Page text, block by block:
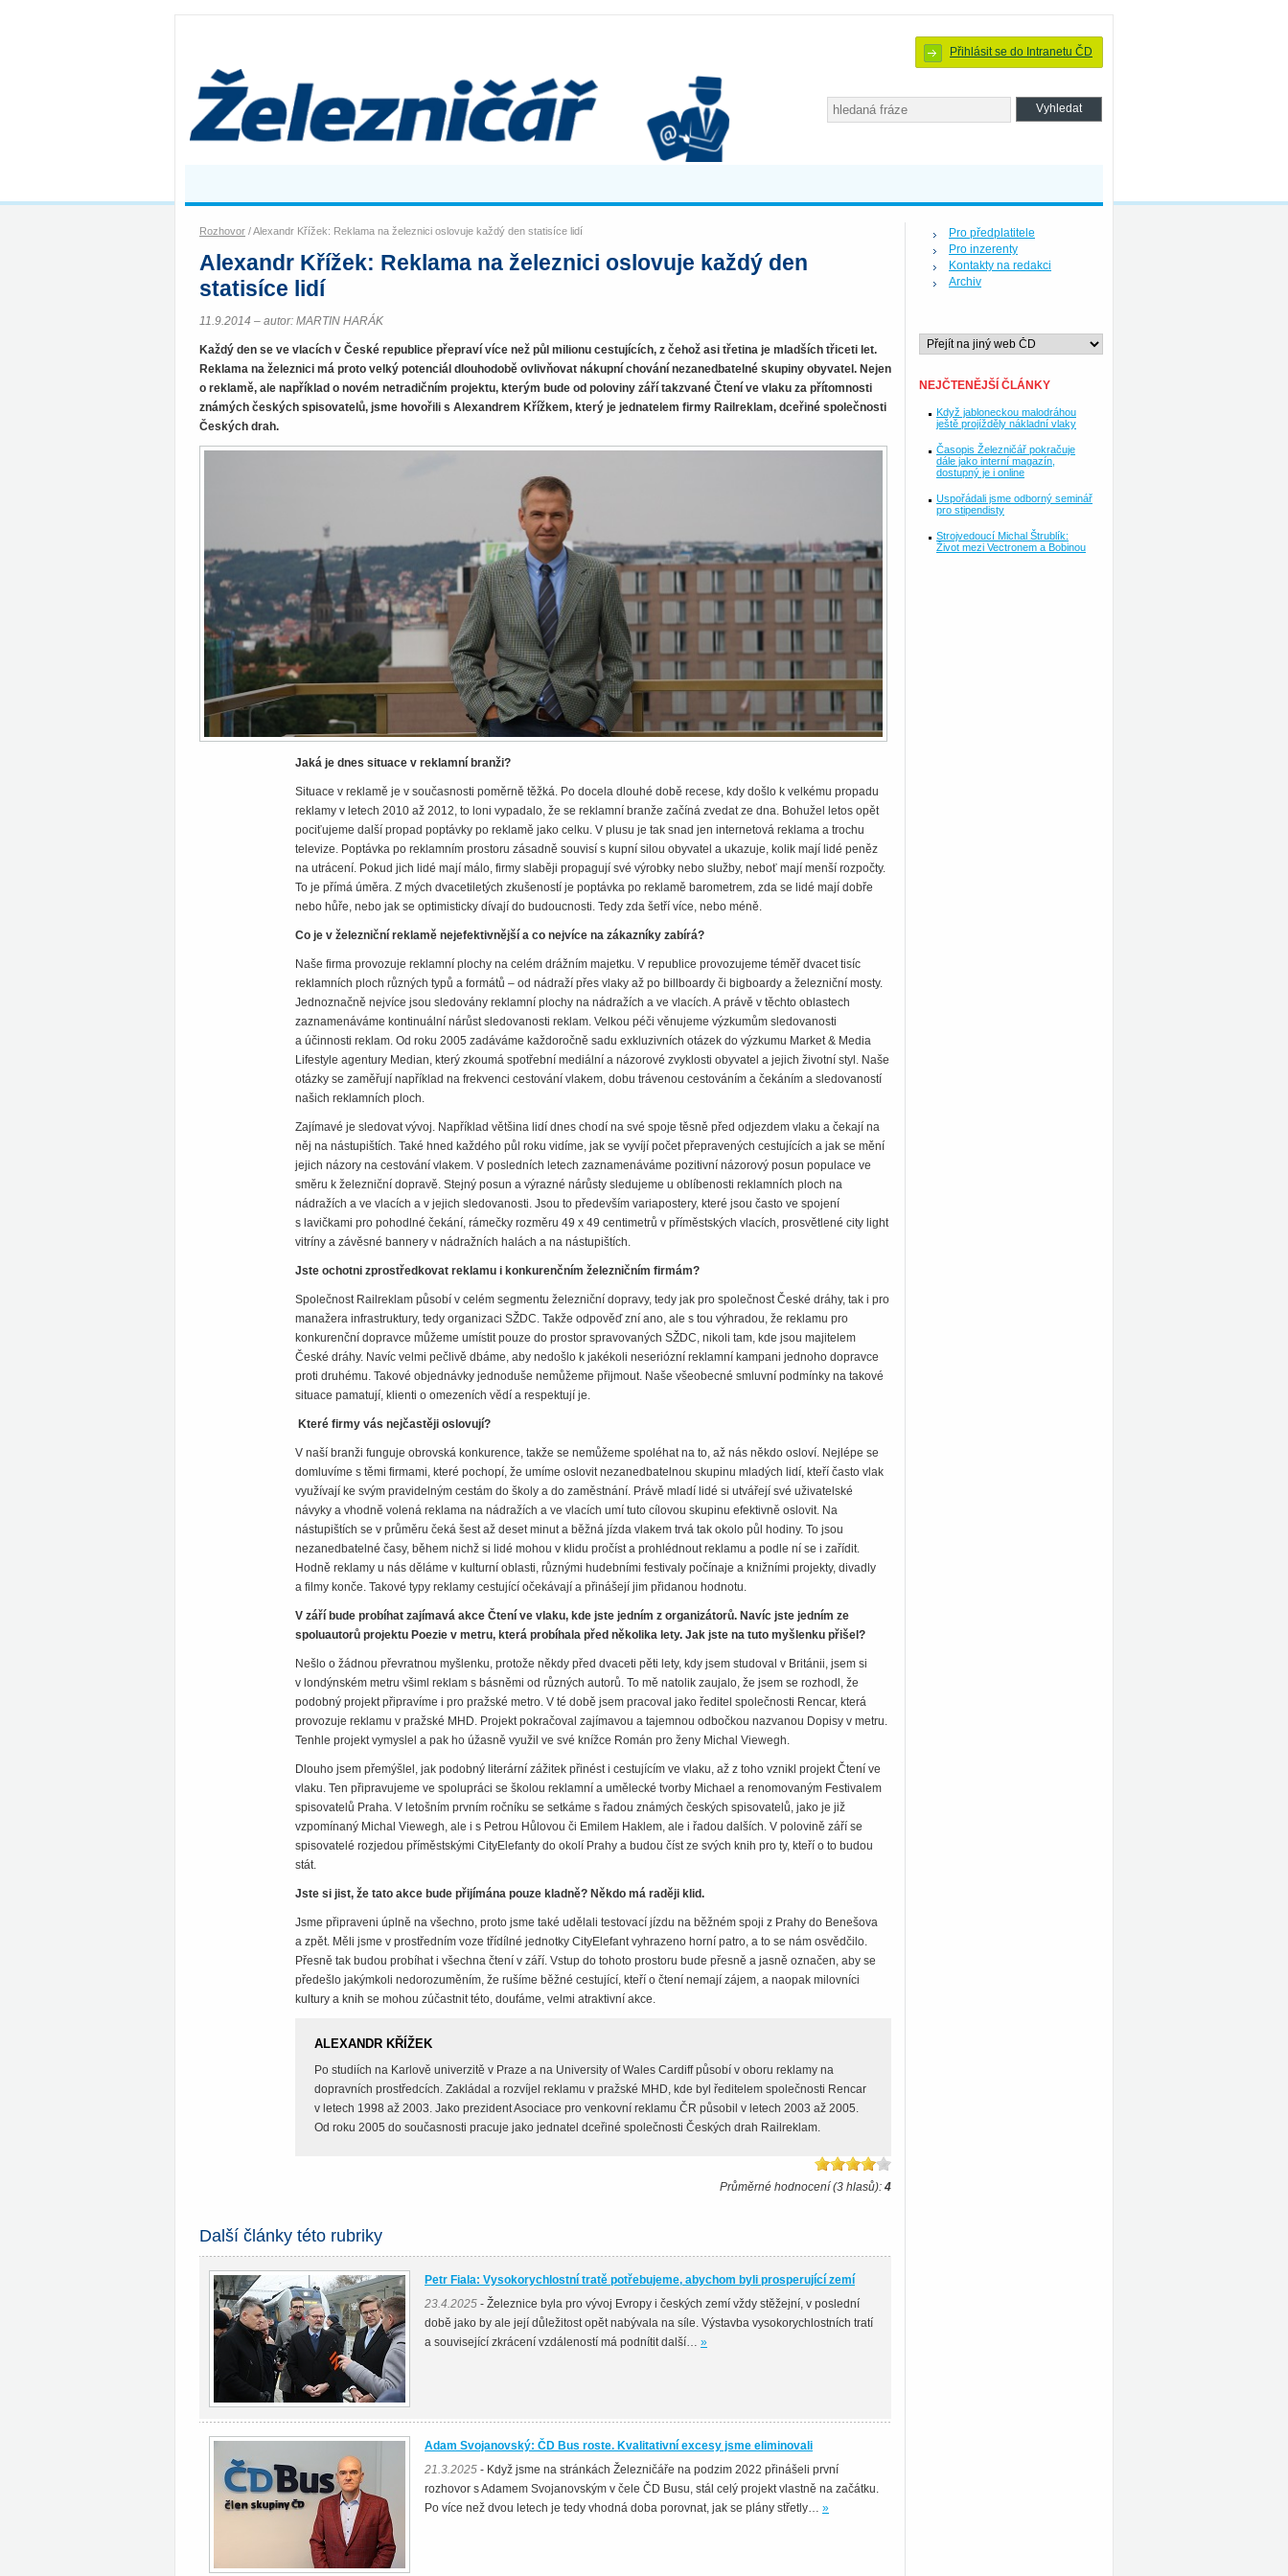
Přihlásit se do Intranetu ČD
Rozhovor / Alexandr Křížek: Reklama na železnici oslovuje každý den statisíce lidí
Alexandr Křížek: Reklama na železnici oslovuje každý den
statisíce lidí
11.9.2014 – autor: MARTIN HARÁK
Každý den se ve vlacích v České republice přepraví více než půl milionu cestujících, z čehož asi třetina je mladších třiceti let.
Reklama na železnici má proto velký potenciál dlouhodobě ovlivňovat nákupní chování nezanedbatelné skupiny obyvatel. Nejen
o reklamě, ale například o novém netradičním projektu, kterým bude od poloviny září takzvané Čtení ve vlaku za přítomnosti
známých českých spisovatelů, jsme hovořili s Alexandrem Křížkem, který je jednatelem firmy Railreklam, dceřiné společnosti
Českých drah.
Jaká je dnes situace v reklamní branži?
Situace v reklamě je v současnosti poměrně těžká. Po docela dlouhé době recese, kdy došlo k velkému propadu
reklamy v letech 2010 až 2012, to loni vypadalo, že se reklamní branže začíná zvedat ze dna. Bohužel letos opět
pociťujeme další propad poptávky po reklamě jako celku. V plusu je tak snad jen internetová reklama a trochu
televize. Poptávka po reklamním prostoru zásadně souvisí s kupní silou obyvatel a ukazuje, kolik mají lidé peněz
na utrácení. Pokud jich lidé mají málo, firmy slaběji propagují své výrobky nebo služby, neboť mají menší rozpočty.
To je přímá úměra. Z mých dvacetiletých zkušeností je poptávka po reklamě barometrem, zda se lidé mají dobře
nebo hůře, nebo jak se optimisticky dívají do budoucnosti. Tedy zda šetří více, nebo méně.
Co je v železniční reklamě nejefektivnější a co nejvíce na zákazníky zabírá?
Naše firma provozuje reklamní plochy na celém drážním majetku. V republice provozujeme téměř dvacet tisíc
reklamních ploch různých typů a formátů – od nádraží přes vlaky až po billboardy či bigboardy a železniční mosty.
Jednoznačně nejvíce jsou sledovány reklamní plochy na nádražích a ve vlacích. A právě v těchto oblastech
zaznamenáváme kontinuální nárůst sledovanosti reklam. Velkou péči věnujeme výzkumům sledovanosti
a účinnosti reklam. Od roku 2005 zadáváme každoročně sadu exkluzivních otázek do výzkumu Market & Media
Lifestyle agentury Median, který zkoumá spotřební mediální a názorové zvyklosti obyvatel a jejich životní styl. Naše
otázky se zaměřují například na frekvenci cestování vlakem, dobu trávenou cestováním a čekáním a sledovaností
našich reklamních ploch.
Zajímavé je sledovat vývoj. Například většina lidí dnes chodí na své spoje těsně před odjezdem vlaku a čekají na
něj na nástupištích. Také hned každého půl roku vidíme, jak se vyvíjí počet přepravených cestujících a jak se mění
jejich názory na cestování vlakem. V posledních letech zaznamenáváme pozitivní názorový posun populace ve
směru k železniční dopravě. Stejný posun a výrazné nárůsty sledujeme u oblíbenosti reklamních ploch na
nádražích a ve vlacích a v jejich sledovanosti. Jsou to především variapostery, které jsou často ve spojení
s lavičkami pro pohodlné čekání, rámečky rozměru 49 x 49 centimetrů v příměstských vlacích, prosvětlené city light
vitríny a závěsné bannery v nádražních halách a na nástupištích.
Jste ochotni zprostředkovat reklamu i konkurenčním železničním firmám?
Společnost Railreklam působí v celém segmentu železniční dopravy, tedy jak pro společnost České dráhy, tak i pro
manažera infrastruktury, tedy organizaci SŽDC. Takže odpověď zní ano, ale s tou výhradou, že reklamu pro
konkurenční dopravce můžeme umístit pouze do prostor spravovaných SŽDC, nikoli tam, kde jsou majitelem
České dráhy. Navíc velmi pečlivě dbáme, aby nedošlo k jakékoli neseriózní reklamní kampani jednoho dopravce
proti druhému. Takové objednávky jednoduše nemůžeme přijmout. Naše všeobecné smluvní podmínky na takové
situace pamatují, klienti o omezeních vědí a respektují je.
Které firmy vás nejčastěji oslovují?
V naší branži funguje obrovská konkurence, takže se nemůžeme spoléhat na to, až nás někdo osloví. Nejlépe se
domluvíme s těmi firmami, které pochopí, že umíme oslovit nezanedbatelnou skupinu mladých lidí, kteří často vlak
využívají ke svým pravidelným cestám do školy a do zaměstnání. Právě mladí lidé si utvářejí své uživatelské
návyky a vhodně volená reklama na nádražích a ve vlacích umí tuto cílovou skupinu efektivně oslovit. Na
nástupištích se v průměru čeká šest až deset minut a běžná jízda vlakem trvá tak okolo půl hodiny. To jsou
nezanedbatelné časy, během nichž si lidé mohou v klidu pročíst a prohlédnout reklamu a podle ní se i zařídit.
Hodně reklamy u nás děláme v kulturní oblasti, různými hudebními festivaly počínaje a knižními projekty, divadly
a filmy konče. Takové typy reklamy cestující očekávají a přinášejí jim přidanou hodnotu.
V září bude probíhat zajímavá akce Čtení ve vlaku, kde jste jedním z organizátorů. Navíc jste jedním ze
spoluautorů projektu Poezie v metru, která probíhala před několika lety. Jak jste na tuto myšlenku přišel?
Nešlo o žádnou převratnou myšlenku, protože někdy před dvaceti pěti lety, kdy jsem studoval v Británii, jsem si
v londýnském metru všiml reklam s básněmi od různých autorů. To mě natolik zaujalo, že jsem se rozhodl, že
podobný projekt připravíme i pro pražské metro. V té době jsem pracoval jako ředitel společnosti Rencar, která
provozuje reklamu v pražské MHD. Projekt pokračoval zajímavou a tajemnou odbočkou nazvanou Dopisy v metru.
Tenhle projekt vymyslel a pak ho úžasně využil ve své knížce Román pro ženy Michal Viewegh.
Dlouho jsem přemýšlel, jak podobný literární zážitek přinést i cestujícím ve vlaku, až z toho vznikl projekt Čtení ve
vlaku. Ten připravujeme ve spolupráci se školou reklamní a umělecké tvorby Michael a renomovaným Festivalem
spisovatelů Praha. V letošním prvním ročníku se setkáme s řadou známých českých spisovatelů, jako je již
vzpomínaný Michal Viewegh, ale i s Petrou Hůlovou či Emilem Haklem, ale i řadou dalších. V polovině září se
spisovatelé rozjedou příměstskými CityElefanty do okolí Prahy a budou číst ze svých knih pro ty, kteří o to budou
stát.
Jste si jist, že tato akce bude přijímána pouze kladně? Někdo má raději klid.
Jsme připraveni úplně na všechno, proto jsme také udělali testovací jízdu na běžném spoji z Prahy do Benešova
a zpět. Měli jsme v prostředním voze třídílné jednotky CityElefant vyhrazeno horní patro, a to se nám osvědčilo.
Přesně tak budou probíhat i všechna čtení v září. Vstup do tohoto prostoru bude přesně a jasně označen, aby se
předešlo jakýmkoli nedorozuměním, že rušíme běžné cestující, kteří o čtení nemají zájem, a naopak milovníci
kultury a knih se mohou zúčastnit této, doufáme, velmi atraktivní akce.
ALEXANDR KŘÍŽEK
Po studiích na Karlově univerzitě v Praze a na University of Wales Cardiff působí v oboru reklamy na
dopravních prostředcích. Zakládal a rozvíjel reklamu v pražské MHD, kde byl ředitelem společnosti Rencar
v letech 1998 až 2003. Jako prezident Asociace pro venkovní reklamu ČR působil v letech 2003 až 2005.
Od roku 2005 do současnosti pracuje jako jednatel dceřiné společnosti Českých drah Railreklam.
Průměrné hodnocení (3 hlasů): 4
Další články této rubriky
Petr Fiala: Vysokorychlostní tratě potřebujeme, abychom byli prosperující zemí
23.4.2025 - Železnice byla pro vývoj Evropy i českých zemí vždy stěžejní, v poslední
době jako by ale její důležitost opět nabývala na síle. Výstavba vysokorychlostních tratí
a související zkrácení vzdáleností má podnítit další… »
Adam Svojanovský: ČD Bus roste. Kvalitativní excesy jsme eliminovali
21.3.2025 - Když jsme na stránkách Železničáře na podzim 2022 přinášeli první
rozhovor s Adamem Svojanovským v čele ČD Busu, stál celý projekt vlastně na začátku.
Po více než dvou letech je tedy vhodná doba porovnat, jak se plány střetly… »
Pro předplatitele
Pro inzerenty
Kontakty na redakci
Archiv
NEJČTENĚJŠÍ ČLÁNKY
Když jabloneckou malodráhou
ještě projížděly nákladní vlaky
Časopis Železničář pokračuje
dále jako interní magazín,
dostupný je i online
Uspořádali jsme odborný seminář
pro stipendisty
Strojvedoucí Michal Štrublík:
Život mezi Vectronem a Bobinou